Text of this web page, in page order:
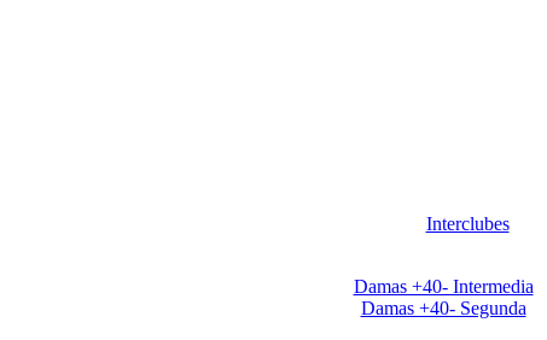
Interclubes
Damas +40- Intermedia
Damas +40- Segunda